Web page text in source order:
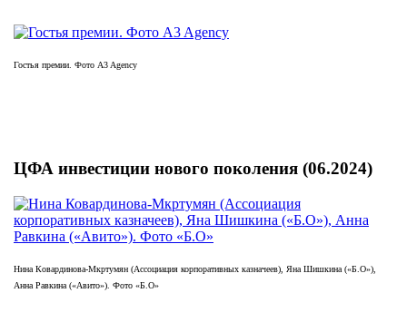
Гостья премии. Фото A3 Agency
ЦФА инвестиции нового поколения (06.2024)
Нина Ковардинова-Мкртумян (Ассоциация корпоративных казначеев), Яна Шишкина («Б.О»),
Анна Равкина («Авито»). Фото «Б.О»